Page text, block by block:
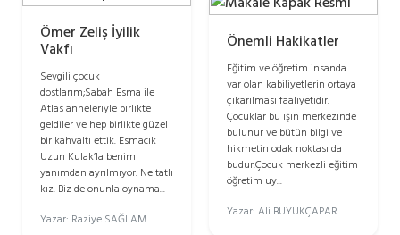
Ömer Zeliş İyilik
Vakfı
Sevgili çocuk
dostlarım;Sabah Esma ile
Atlas anneleriyle birlikte
geldiler ve hep birlikte güzel
bir kahvaltı ettik. Esmacık
Uzun Kulak’la benim
yanımdan ayrılmıyor. Ne tatlı
kız. Biz de onunla oynama...
Yazar: Raziye SAĞLAM
Önemli Hakikatler
Eğitim ve öğretim insanda
var olan kabiliyetlerin ortaya
çıkarılması faaliyetidir.
Çocuklar bu işin merkezinde
bulunur ve bütün bilgi ve
hikmetin odak noktası da
budur.Çocuk merkezli eğitim
öğretim uy...
Yazar: Ali BÜYÜKÇAPAR